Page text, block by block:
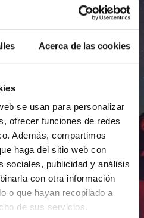
Acerca de las cookies
se usan para personalizar
ofrecer funciones de redes
Además, compartimos
haga del sitio web con
sociales, publicidad y análisis
con otra información
o que hayan recopilado a
de sus servicios.